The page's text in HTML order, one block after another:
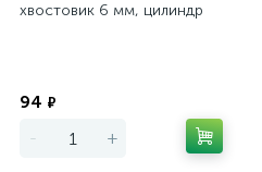
хвостовик 6 мм, цилиндр
94 ₽
- +